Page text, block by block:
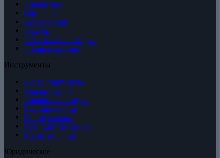
Аналитика
Обучение
Наши сделки
Тарифы
Лояльность и скидки
Личный кабинет
Инструменты
Все инструменты
Анализ акций
Анализ облигаций
Скринер акций
Калькуляторы
Позиции трейдеров
Криптовалюты
Юридическое